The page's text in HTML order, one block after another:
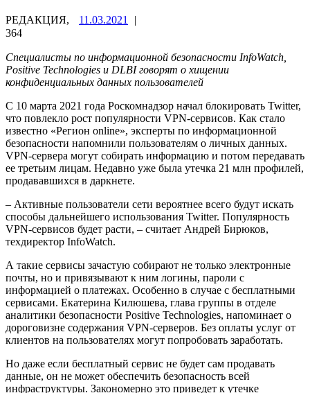
РЕДАКЦИЯ, 11.03.2021
|
364
Специалисты по информационной безопасности InfoWatch,
Positive Technologies и DLBI говорят о хищении
конфиденциальных данных пользователей
С 10 марта 2021 года Роскомнадзор начал блокировать Twitter,
что повлекло рост популярности VPN-сервисов. Как стало
известно «Регион online», эксперты по информационной
безопасности напомнили пользователям о личных данных.
VPN-сервера могут собирать информацию и потом передавать
ее третьим лицам. Недавно уже была утечка 21 млн профилей,
продававшихся в даркнете.
– Активные пользователи сети вероятнее всего будут искать
способы дальнейшего использования Twitter. Популярность
VPN-сервисов будет расти, – считает Андрей Бирюков,
техдиректор InfoWatch.
А такие сервисы зачастую собирают не только электронные
почты, но и привязывают к ним логины, пароли с
информацией о платежах. Особенно в случае с бесплатными
сервисами. Екатерина Килюшева, глава группы в отделе
аналитики безопасности Positive Technologies, напоминает о
дороговизне содержания VPN-серверов. Без оплаты услуг от
клиентов на пользователях могут попробовать заработать.
Но даже если бесплатный сервис не будет сам продавать
данные, он не может обеспечить безопасность всей
инфраструктуры. Закономерно это приведет к утечке